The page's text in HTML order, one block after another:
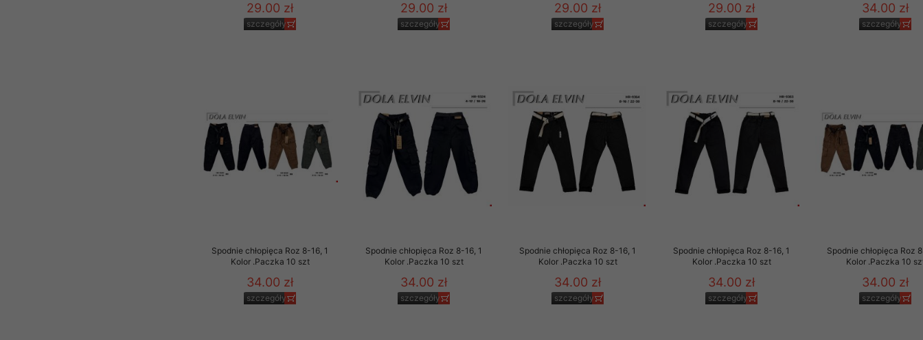
29.00 zł
szczegóły
29.00 zł
szczegóły
29.00 zł
szczegóły
29.00 zł
szczegóły
34.00 zł
szczegóły
Spodnie chłopięca Roz 8-16, 1
Kolor .Paczka 10 szt
34.00 zł
szczegóły
Spodnie chłopięca Roz 8-16, 1
Kolor .Paczka 10 szt
34.00 zł
szczegóły
Spodnie chłopięca Roz 8-16, 1
Kolor .Paczka 10 szt
34.00 zł
szczegóły
Spodnie chłopięca Roz 8-16, 1
Kolor .Paczka 10 szt
34.00 zł
szczegóły
Spodnie chłopięca Roz
Kolor .Paczka 10
34.00 zł
szczegóły